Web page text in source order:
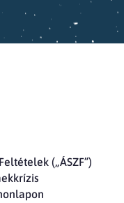
(„ÁSZF”)